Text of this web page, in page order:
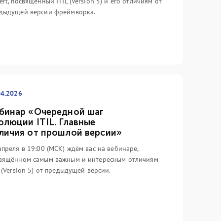
версии фреймворка.
«Очередной шаг
ITIL. Главные
от прошлой версии»
в 19:00 (МСК) ждём вас на вебинаре,
самым важным и интересным отличиям
5) от предыдущей версии.